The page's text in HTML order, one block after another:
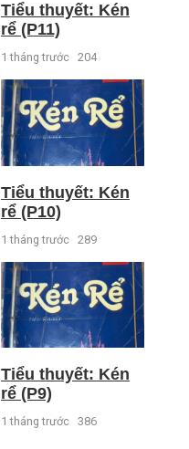
Tiểu thuyết: Kén
rể (P11)
1 tháng trước 204
Tiểu thuyết: Kén
rể (P10)
1 tháng trước 289
Tiểu thuyết: Kén
rể (P9)
1 tháng trước 386